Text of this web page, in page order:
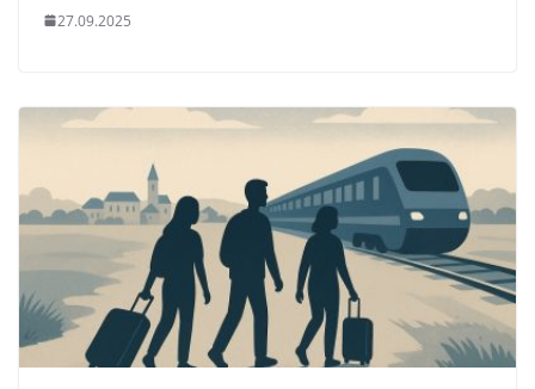
27.09.2025